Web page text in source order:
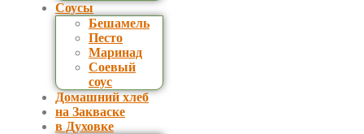
Соусы
Бешамель
Песто
Маринад
Соевый
соус
Домашний хлеб
на Закваске
в Духовке